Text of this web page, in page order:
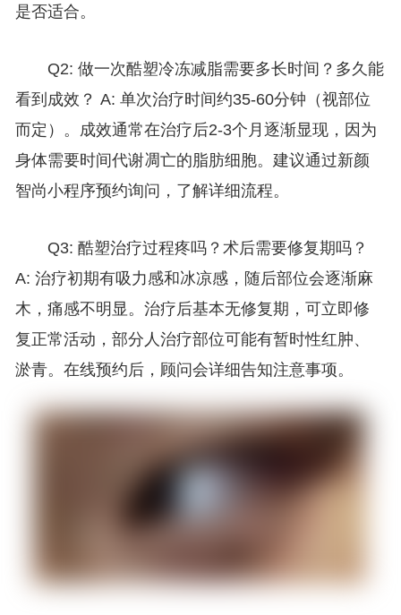
是否适合。
Q2: 做一次酷塑冷冻减脂需要多长时间？多久能
看到成效？ A: 单次治疗时间约35-60分钟（视部位
而定）。成效通常在治疗后2-3个月逐渐显现，因为
身体需要时间代谢凋亡的脂肪细胞。建议通过新颜
智尚小程序预约询问，了解详细流程。
Q3: 酷塑治疗过程疼吗？术后需要修复期吗？
A: 治疗初期有吸力感和冰凉感，随后部位会逐渐麻
木，痛感不明显。治疗后基本无修复期，可立即修
复正常活动，部分人治疗部位可能有暂时性红肿、
淤青。在线预约后，顾问会详细告知注意事项。